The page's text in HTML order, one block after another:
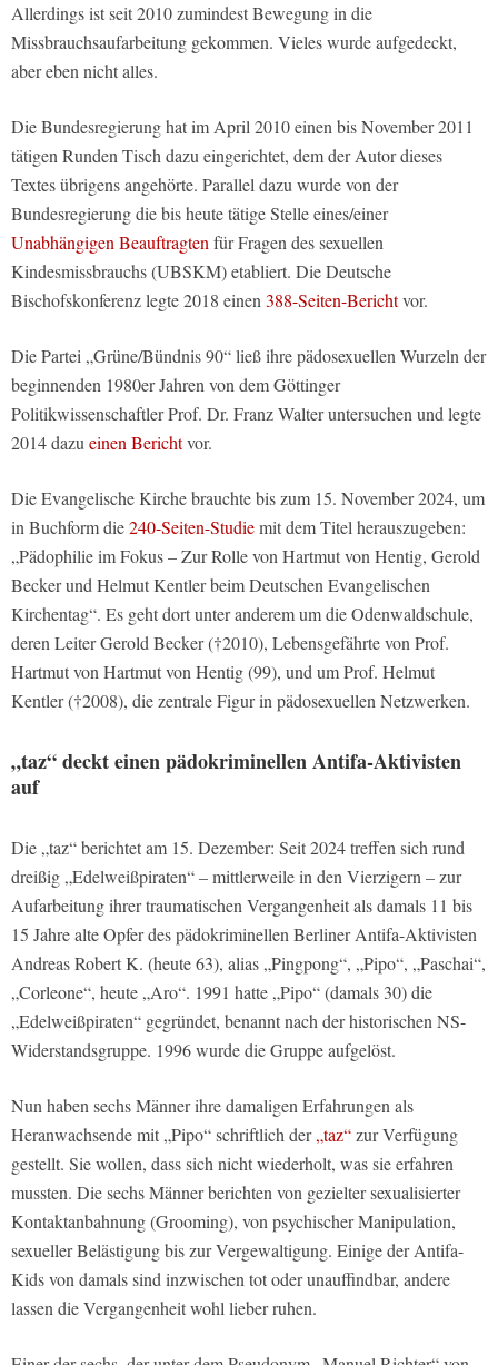
Allerdings ist seit 2010 zumindest Bewegung in die
Missbrauchsaufarbeitung gekommen. Vieles wurde aufgedeckt,
aber eben nicht alles.
Die Bundesregierung hat im April 2010 einen bis November 2011
tätigen Runden Tisch dazu eingerichtet, dem der Autor dieses
Textes übrigens angehörte. Parallel dazu wurde von der
Bundesregierung die bis heute tätige Stelle eines/einer
Unabhängigen Beauftragtenfür Fragen des sexuellen
Kindesmissbrauchs (UBSKM) etabliert. Die Deutsche
Bischofskonferenz legte 2018 einen388-Seiten-Berichtvor.
Die Partei „Grüne/Bündnis 90“ ließ ihre pädosexuellen Wurzeln der
beginnenden 1980er Jahren von dem Göttinger
Politikwissenschaftler Prof. Dr. Franz Walter untersuchen und legte
2014 dazueinen Berichtvor.
Die Evangelische Kirche brauchte bis zum 15. November 2024, um
in Buchform die240-Seiten-Studiemit dem Titel herauszugeben:
„Pädophilie im Fokus – Zur Rolle von Hartmut von Hentig, Gerold
Becker und Helmut Kentler beim Deutschen Evangelischen
Kirchentag“. Es geht dort unter anderem um die Odenwaldschule,
deren Leiter Gerold Becker (†2010), Lebensgefährte von Prof.
Hartmut von Hartmut von Hentig (99), und um Prof. Helmut
Kentler (†2008), die zentrale Figur in pädosexuellen Netzwerken.
„taz“ deckt einen pädokriminellen Antifa-Aktivisten
auf
Die „taz“ berichtet am 15. Dezember: Seit 2024 treffen sich rund
dreißig „Edelweißpiraten“ – mittlerweile in den Vierzigern – zur
Aufarbeitung ihrer traumatischen Vergangenheit als damals 11 bis
15 Jahre alte Opfer des pädokriminellen Berliner Antifa-Aktivisten
Andreas Robert K. (heute 63), alias „Pingpong“, „Pipo“, „Paschai“,
„Corleone“, heute „Aro“. 1991 hatte „Pipo“ (damals 30) die
„Edelweißpiraten“ gegründet, benannt nach der historischen NS-
Widerstandsgruppe. 1996 wurde die Gruppe aufgelöst.
Nun haben sechs Männer ihre damaligen Erfahrungen als
Heranwachsende mit „Pipo“ schriftlich der„taz“zur Verfügung
gestellt. Sie wollen, dass sich nicht wiederholt, was sie erfahren
mussten. Die sechs Männer berichten von gezielter sexualisierter
Kontaktanbahnung (Grooming), von psychischer Manipulation,
sexueller Belästigung bis zur Vergewaltigung. Einige der Antifa-
Kids von damals sind inzwischen tot oder unauffindbar, andere
lassen die Vergangenheit wohl lieber ruhen.